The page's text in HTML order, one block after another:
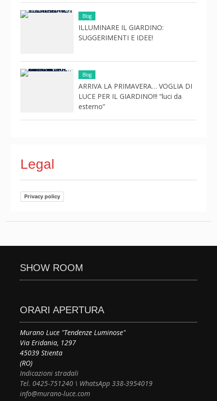
Blog
ILLUMINARE IL GIARDINO:
SUGGERIMENTI E IDEE!
Blog
ARRIVA LA PRIMAVERA… VOGLIA DI
LUCE PER IL GIARDINO!!! “luci da
esterno”
Legal
Privacy policy
SHOW ROOM
ORARI APERTURA
Murano Luce "Tendenze Luminose"
Via Eridania, 1297
45039 Stienta
(RO)
Indicazioni stradali
Tel. 0425-751240 \ WhatsApp 338-3954019
info@murano-luce.com